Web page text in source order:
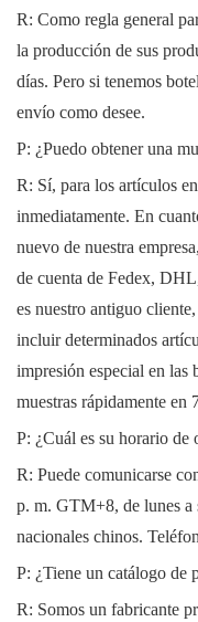
R: Como regla general
la producción de sus
días. Pero si tenemos
envío como desee.
P: ¿Puedo obtener una
R: Sí, para los artículos
inmediatamente. En
nuevo de nuestra
de cuenta de Fedex,
es nuestro antiguo
incluir determinados
impresión especial en las
muestras rápidamente en
P: ¿Cuál es su horario de
R: Puede comunicarse
p. m. GTM+8, de lunes a
nacionales chinos.
P: ¿Tiene un catálogo de
R: Somos un fabricante